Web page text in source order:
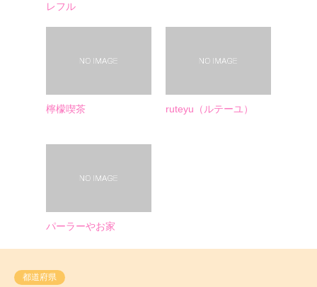
レフル
檸檬喫茶 ruteyu（ルテーユ）
パーラーやお家
都道府県